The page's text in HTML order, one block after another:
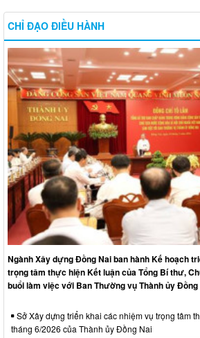
CHỈ ĐẠO ĐIỀU HÀNH
Ngành Xây dựng Đồng Nai ban hành Kế hoạch
trọng tâm thực hiện Kết luận của Tổng Bí thư,
buổi làm việc với Ban Thường vụ Thành ủy Đồng
Sở Xây dựng triển khai các nhiệm vụ trọng tâm
tháng 6/2026 của Thành ủy Đồng Nai